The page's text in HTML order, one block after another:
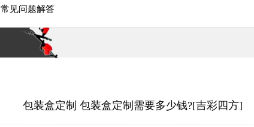
常见问题解答
包装盒定制 包装盒定制需要多少钱?[吉彩四方]